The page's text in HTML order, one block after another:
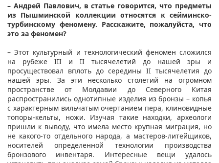
– Андрей Павлович, в статье говорится, что предметы
из Пышминской коллекции относятся к сейминско-
турбинскому феномену. Расскажите, пожалуйста, что
это за феномен?
– Этот культурный и технологический феномен сложился
на рубеже III и II тысячелетий до нашей эры и
просуществовал вплоть до середины II тысячелетия до
нашей эры. За эти несколько столетий на огромном
пространстве от Молдавии до Северного Китая
распространились однотипные изделия из бронзы – копья
с характерным вильчатым очертанием пера, клиновидные
топоры-кельты, ножи. Изучая такие находки, археологи
пришли к выводу, что имела место крупная миграция, но
не какого-то отдельного народа, а мастеров-литейщиков,
носителей определенной технологии производства
бронзового инвентаря. Интересные вещи удалось